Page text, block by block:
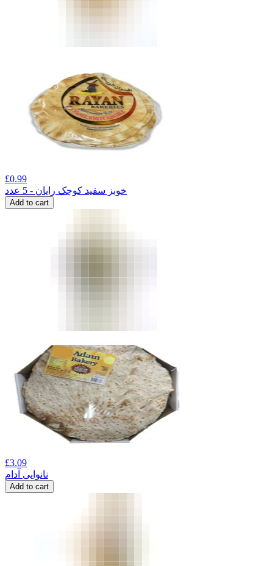
£0.99
خوبز سفید کوچک رایان - 5 عدد
Add to cart
£3.09
نانوایی آدام
Add to cart